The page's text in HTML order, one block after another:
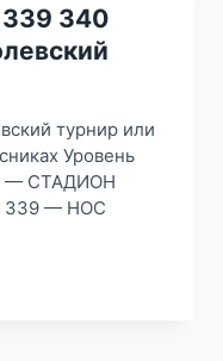
339 340
турнир или
Уровень
— СТАДИОН
339 — НОС